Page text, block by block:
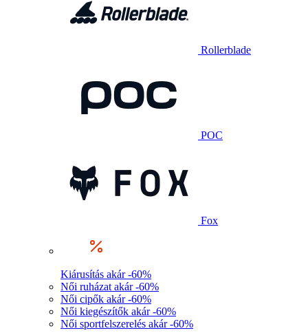
Rollerblade
POC
Fox
Kiárusítás akár -60%
Női ruházat akár -60%
Női cipők akár -60%
Női kiegészítők akár -60%
Női sportfelszerelés akár -60%